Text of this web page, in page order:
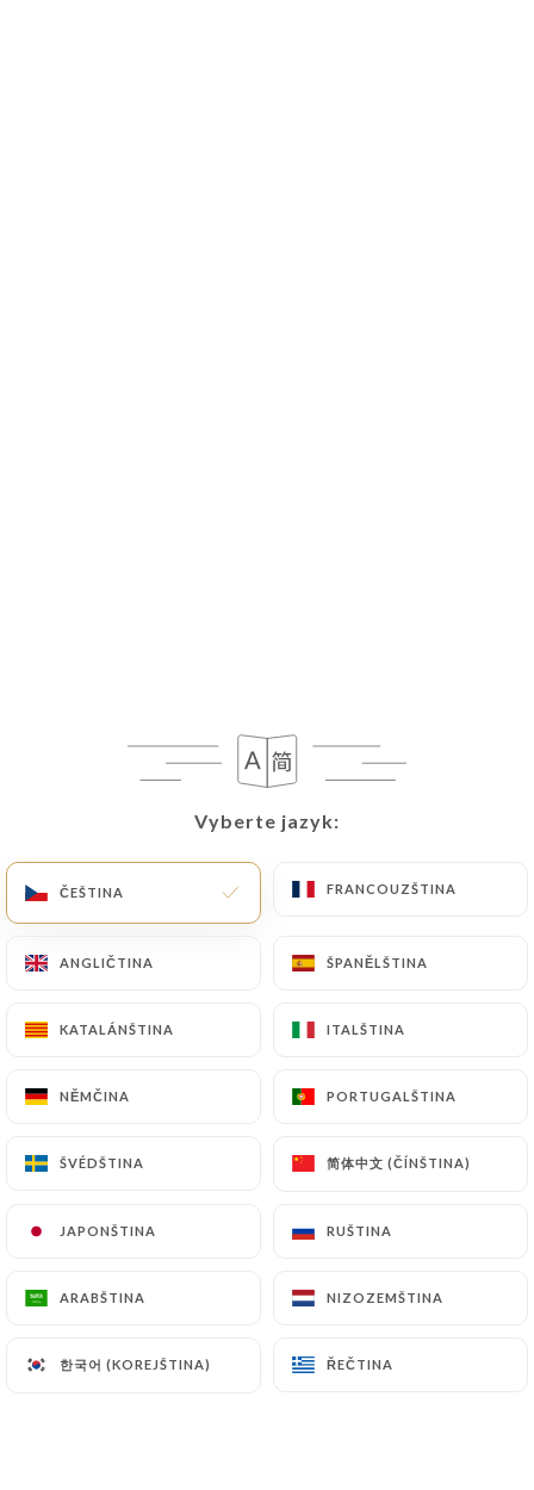
Vyberte jazyk:
ČEŠTINA FRANCOUZŠTINA
ANGLIČTINA ŠPANĚLŠTINA
KATALÁNŠTINA ITALŠTINA
NĚMČINA PORTUGALŠTINA
ŠVÉDŠTINA 简体中文 (ČÍNŠTINA)
JAPONŠTINA RUŠTINA
ARABŠTINA NIZOZEMŠTINA
한국어 (KOREJŠTINA) ŘEČTINA
Vyberte jazyk:
ČEŠTINA FRANCOUZŠTINA
ANGLIČTINA ŠPANĚLŠTINA
KATALÁNŠTINA ITALŠTINA
NĚMČINA PORTUGALŠTINA
ŠVÉDŠTINA 简体中文 (ČÍNŠTINA)
JAPONŠTINA RUŠTINA
ARABŠTINA NIZOZEMŠTINA
한국어 (KOREJŠTINA) ŘEČTINA